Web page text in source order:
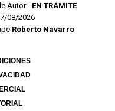
Autor - EN TRÁMITE
08/2026
Roberto Navarro